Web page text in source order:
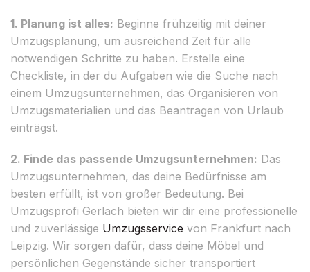
1. Planung ist alles: Beginne frühzeitig mit deiner
Umzugsplanung, um ausreichend Zeit für alle
notwendigen Schritte zu haben. Erstelle eine
Checkliste, in der du Aufgaben wie die Suche nach
einem Umzugsunternehmen, das Organisieren von
Umzugsmaterialien und das Beantragen von Urlaub
einträgst.
2. Finde das passende Umzugsunternehmen: Das
Umzugsunternehmen, das deine Bedürfnisse am
besten erfüllt, ist von großer Bedeutung. Bei
Umzugsprofi Gerlach bieten wir dir eine professionelle
und zuverlässige Umzugsservice von Frankfurt nach
Leipzig. Wir sorgen dafür, dass deine Möbel und
persönlichen Gegenstände sicher transportiert